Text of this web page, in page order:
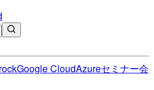
Google CloudAzureセミナー会